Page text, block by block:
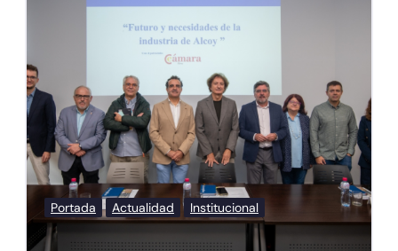
Portada Actualidad Institucional